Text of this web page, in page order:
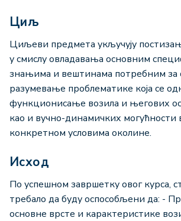
Циљ
Циљеви предмета укључују
у смислу овладавања основним
знањима и вештинама потребним за
разумевање проблематике која се
функционисање возила и његових
као и вучно-динамичких могућности
конкретном условима околине.
Исход
По успешном завршетку овог курса,
требало да буду оспособљени да: -
основне врсте и карактеристике